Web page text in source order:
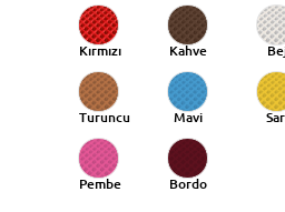
Kırmızı Kahve
Turuncu
Taba
Mavi
Pembe Bordo